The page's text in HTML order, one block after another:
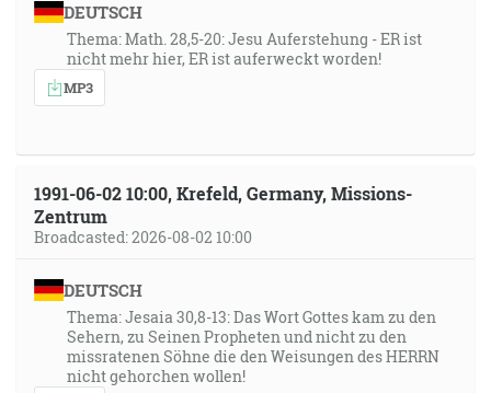
DEUTSCH
Thema: Math. 28,5-20: Jesu Auferstehung - ER ist
nicht mehr hier, ER ist auferweckt worden!
MP3
1991-06-02 10:00, Krefeld, Germany, Missions-
Zentrum
Broadcasted: 2026-08-02 10:00
DEUTSCH
Thema: Jesaia 30,8-13: Das Wort Gottes kam zu den
Sehern, zu Seinen Propheten und nicht zu den
missratenen Söhne die den Weisungen des HERRN
nicht gehorchen wollen!